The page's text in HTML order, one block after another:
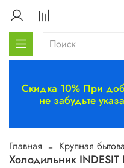
Скидка 10% При
не забудьте
Главная Крупная
Холодильник INDESIT